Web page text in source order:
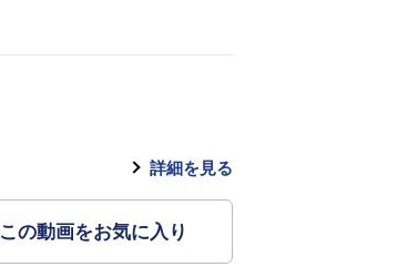
詳細を見る
この動画をお気に入り